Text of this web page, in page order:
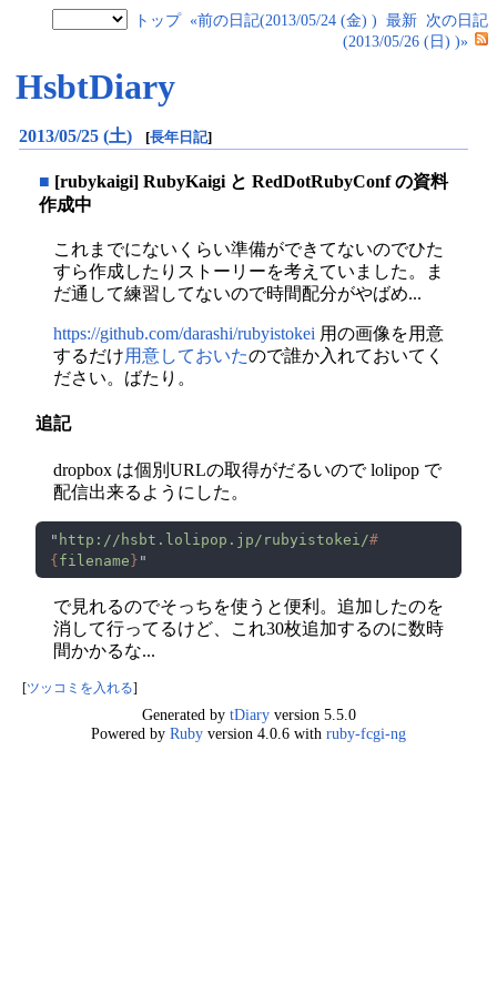
トップ «前の日記(2013/05/24 (金) ) 最新 次の日記
(2013/05/26 (日) )»
HsbtDiary
2013/05/25 (土) [長年日記]
■ [rubykaigi] RubyKaigi と RedDotRubyConf の資料
作成中
これまでにないくらい準備ができてないのでひた
すら作成したりストーリーを考えていました。ま
だ通して練習してないので時間配分がやばめ...
https://github.com/darashi/rubyistokei 用の画像を用意
するだけ用意しておいたので誰か入れておいてく
ださい。ばたり。
追記
dropbox は個別URLの取得がだるいので lolipop で
配信出来るようにした。
" http://hsbt.lolipop.jp/rubyistokei/#
{ filename }
で見れるのでそっちを使うと便利。追加したのを
消して行ってるけど、これ30枚追加するのに数時
間かかるな...
ツッコミを入れる
Generated by tDiaryversion 5.5.0
Powered by Ruby version 4.0.6 with ruby-fcgi-ng